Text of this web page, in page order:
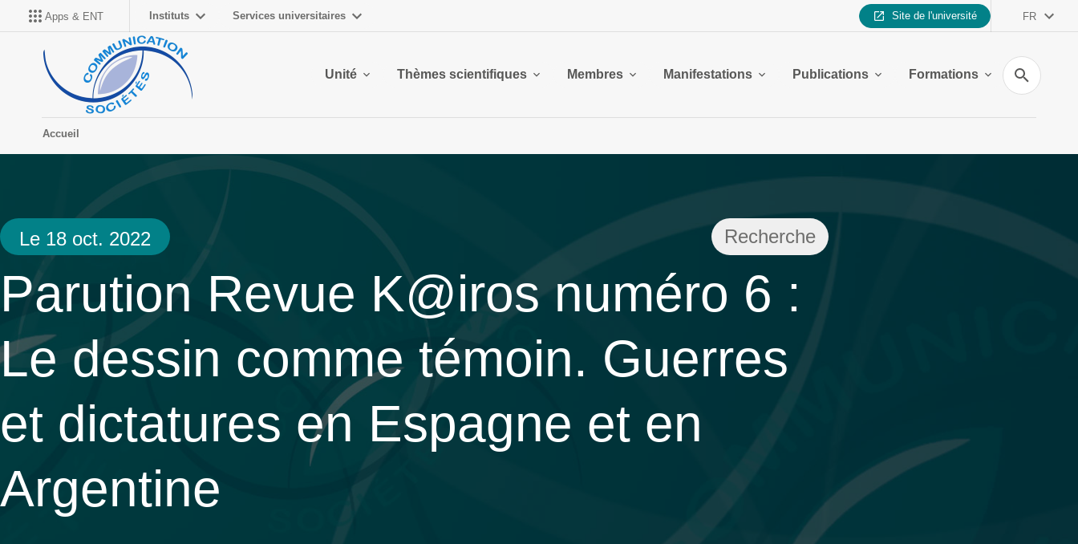
Apps & ENT Instituts Services universitaires Site de l'université FR
Unité Thèmes scientifiques Membres Manifestations Publications Formations
Recherche
Accueil
Le 18 oct. 2022 Recherche
Parution Revue K@iros numéro 6 :
Le dessin comme témoin. Guerres
et dictatures en Espagne et en
Argentine